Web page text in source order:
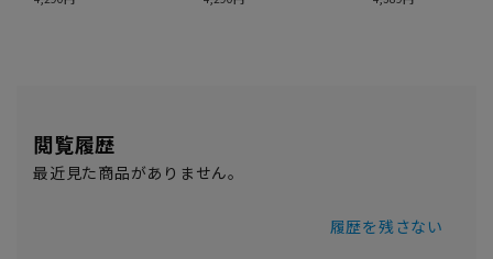
閲覧履歴
最近見た商品がありません。
履歴を残さない